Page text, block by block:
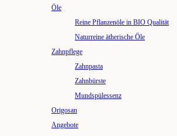
Öle
Reine Pflanzenöle in BIO Qualität
Naturreine ätherische Öle
Zahnpflege
Zahnpasta
Zahnbürste
Mundspülessenz
Origosan
Angebote